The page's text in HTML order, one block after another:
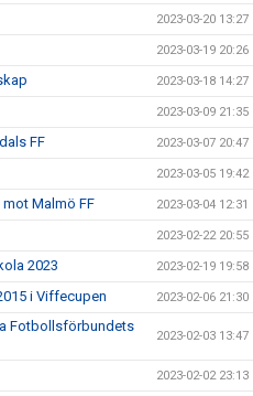
2023-03-20 13:27
2023-03-19 20:26
2023-03-18 14:27
2023-03-09 21:35
FF 2023-03-07 20:47
2023-03-05 19:42
Malmö FF 2023-03-04 12:31
2023-02-22 20:55
2023 2023-02-19 19:58
i Viffecupen 2023-02-06 21:30
Fotbollsförbundets
2023-02-03 13:47
2023-02-02 23:13